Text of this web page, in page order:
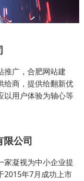
推广，合肥网站建
给商，提供给翻新优
以用户体验为轴心等
限公司
家凝视为中小企业提
2015年7月成功上市